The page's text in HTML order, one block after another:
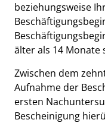
beziehungsweise
älter als 14 Monate
Zwischen dem
Aufnahme der
ersten
Bescheinigung